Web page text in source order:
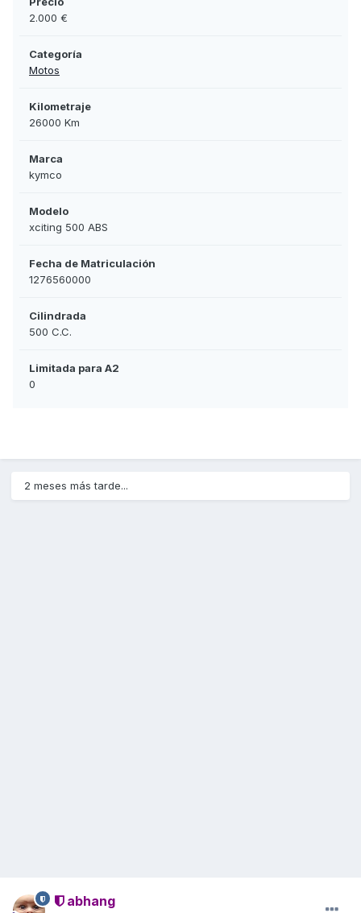
2.000 €
Categoría
Motos
Kilometraje
26000 Km
Marca
kymco
Modelo
xciting 500 ABS
Fecha de Matriculación
1276560000
Cilindrada
500 C.C.
Limitada para A2
0
2 meses más tarde...
abhang